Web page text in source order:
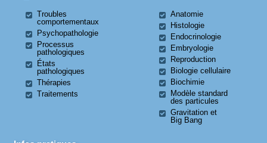
Troubles
comportementaux
Psychopathologie
Processus
pathologiques
États
pathologiques
Thérapies
Traitements
Anatomie
Histologie
Endocrinologie
Embryologie
Reproduction
Biologie cellulaire
Biochimie
Modèle standard
des particules
Gravitation et
Big Bang